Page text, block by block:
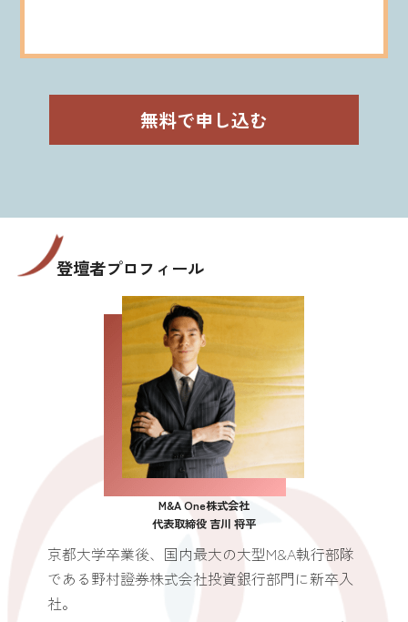
無料で申し込む
登壇者プロフィール
M&A One株式会社
代表取締役 吉川 将平
京都大学卒業後、国内最大の大型M&A執行部隊
である野村證券株式会社投資銀行部門に新卒入
社。